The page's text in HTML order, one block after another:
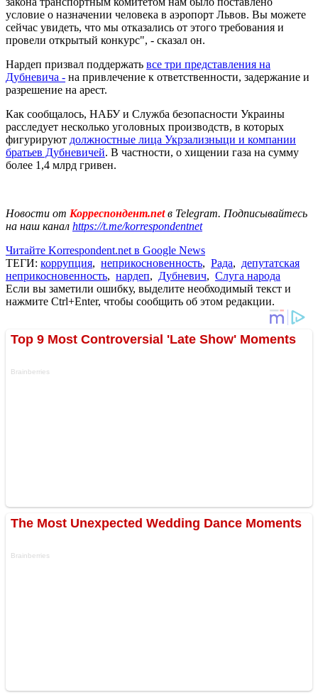
условие о назначении человека в аэропорт Львов. Вы можете
сейчас увидеть, что мы отказались от этого требования и
провели открытый конкурс", - сказал он.
Нардеп призвал поддержать все три представления на
Дубневича - на привлечение к ответственности, задержание и
разрешение на арест.
Как сообщалось, НАБУ и Служба безопасности Украины
расследует несколько уголовных производств, в которых
фигурируют должностные лица Укрзализныци и компании
братьев Дубневичей. В частности, о хищении газа на сумму
более 1,4 млрд гривен.
Новости от Корреспондент.netв Telegram. Подписывайтесь
на наш канал https://t.me/korrespondentnet
Читайте Korrespondent.net в Google News
ТЕГИ: коррупция, неприкосновенность, Рада, депутатская
неприкосновенность, нардеп, Дубневич, Слуга народа
Если вы заметили ошибку, выделите необходимый текст и
нажмите Ctrl+Enter, чтобы сообщить об этом редакции.